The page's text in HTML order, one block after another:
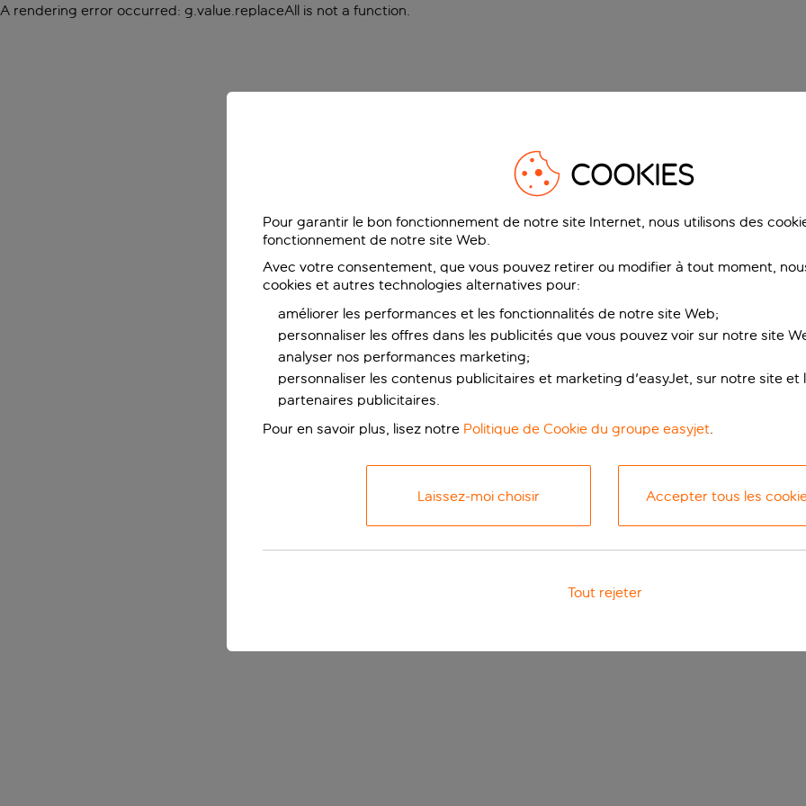
A rendering error occurred: g.value.replaceAll is not a function.
COOKIES
Pour garantir le bon fonctionnement de notre site Internet, nous utilisons des
fonctionnement de notre site Web.
Avec votre consentement, que vous pouvez retirer ou modifier à tout moment,
cookies et autres technologies alternatives pour:
améliorer les performances et les fonctionnalités de notre site Web;
personnaliser les offres dans les publicités que vous pouvez voir sur notre site
analyser nos performances marketing;
personnaliser les contenus publicitaires et marketing d'easyJet, sur notre site et
partenaires publicitaires.
Pour en savoir plus, lisez notre Politique de Cookie du groupe easyjet.
Laissez-moi choisir Accepter tous les
Tout rejeter